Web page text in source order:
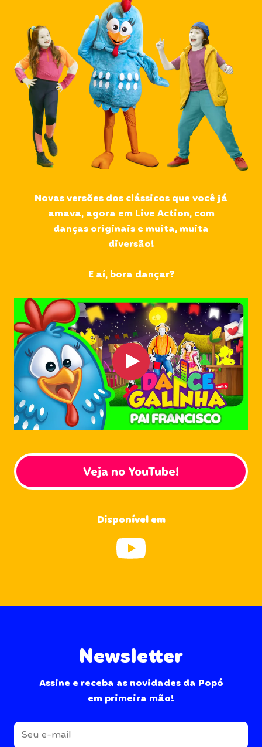
Novas versões dos clássicos que você já
amava, agora em Live Action, com
danças originais e muita, muita
diversão!
E aí, bora dançar?
Veja no YouTube!
Disponível em
Newsletter
Assine e receba as novidades da Popó
em primeira mão!